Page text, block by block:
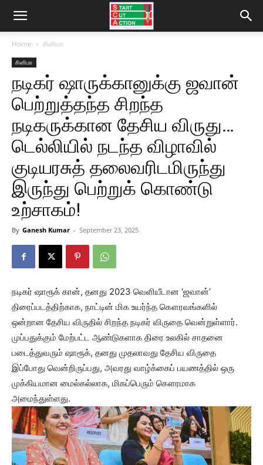
Home சினிமா
சினிமா
நடிகர் ஷாருக்கானுக்கு ஜவான்
பெற்றுத்தந்த சிறந்த
நடிகருக்கான தேசிய விருது…
டெல்லியில் நடந்த விழாவில்
குடியரசுத் தலைவரிடமிருந்து
இருந்து பெற்றுக் கொண்டு
உற்சாகம்!
By Ganesh Kumar - September 23, 2025
நடிகர் ஷாரூக் கான், தனது 2023 வெளியீடான ‘ஜவான்’
திரைப்படத்திற்காக, நாட்டின் மிக உயர்ந்த கௌரவங்களில்
ஒன்றான தேசிய விருதில் சிறந்த நடிகர் விருதை வென்றுள்ளார்.
முப்பதுக்கும் மேற்பட்ட ஆண்டுகளாக திரை உலகில் சாதனை
படைத்துவரும் ஷாரூக், தனது முதலாவது தேசிய விருதை
இப்போது வென்றிருப்பது, அவரது வாழ்க்கைப் பயணத்தில் ஒரு
முக்கியமான மைல்கல்லாக, மிகப்பெரும் கௌரமாக
அமைந்துள்ளது.